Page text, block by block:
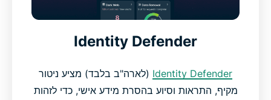
Identity Defender
Identity Defender (לארה"ב בלבד) מציע ניטור
מקיף, התראות וסיוע בהסרת מידע אישי, כדי לזהות